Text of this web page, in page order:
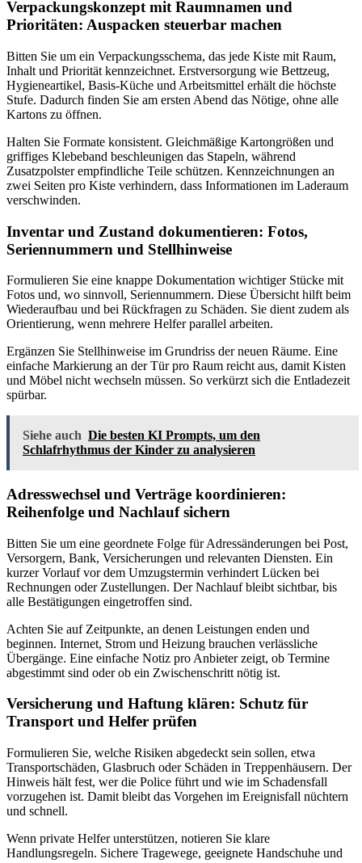
Verpackungskonzept mit Raumnamen und
Prioritäten: Auspacken steuerbar machen
Bitten Sie um ein Verpackungsschema, das jede Kiste mit Raum,
Inhalt und Priorität kennzeichnet. Erstversorgung wie Bettzeug,
Hygieneartikel, Basis-Küche und Arbeitsmittel erhält die höchste
Stufe. Dadurch finden Sie am ersten Abend das Nötige, ohne alle
Kartons zu öffnen.
Halten Sie Formate konsistent. Gleichmäßige Kartongrößen und
griffiges Klebeband beschleunigen das Stapeln, während
Zusatzpolster empfindliche Teile schützen. Kennzeichnungen an
zwei Seiten pro Kiste verhindern, dass Informationen im Laderaum
verschwinden.
Inventar und Zustand dokumentieren: Fotos,
Seriennummern und Stellhinweise
Formulieren Sie eine knappe Dokumentation wichtiger Stücke mit
Fotos und, wo sinnvoll, Seriennummern. Diese Übersicht hilft beim
Wiederaufbau und bei Rückfragen zu Schäden. Sie dient zudem als
Orientierung, wenn mehrere Helfer parallel arbeiten.
Ergänzen Sie Stellhinweise im Grundriss der neuen Räume. Eine
einfache Markierung an der Tür pro Raum reicht aus, damit Kisten
und Möbel nicht wechseln müssen. So verkürzt sich die Entladezeit
spürbar.
Siehe auch Die besten KI Prompts, um den
Schlafrhythmus der Kinder zu analysieren
Adresswechsel und Verträge koordinieren:
Reihenfolge und Nachlauf sichern
Bitten Sie um eine geordnete Folge für Adressänderungen bei Post,
Versorgern, Bank, Versicherungen und relevanten Diensten. Ein
kurzer Vorlauf vor dem Umzugstermin verhindert Lücken bei
Rechnungen oder Zustellungen. Der Nachlauf bleibt sichtbar, bis
alle Bestätigungen eingetroffen sind.
Achten Sie auf Zeitpunkte, an denen Leistungen enden und
beginnen. Internet, Strom und Heizung brauchen verlässliche
Übergänge. Eine einfache Notiz pro Anbieter zeigt, ob Termine
abgestimmt sind oder ob ein Zwischenschritt nötig ist.
Versicherung und Haftung klären: Schutz für
Transport und Helfer prüfen
Formulieren Sie, welche Risiken abgedeckt sein sollen, etwa
Transportschäden, Glasbruch oder Schäden in Treppenhäusern. Der
Hinweis hält fest, wer die Police führt und wie im Schadensfall
vorzugehen ist. Damit bleibt das Vorgehen im Ereignisfall nüchtern
und schnell.
Wenn private Helfer unterstützen, notieren Sie klare
Handlungsregeln. Sichere Tragewege, geeignete Handschuhe und